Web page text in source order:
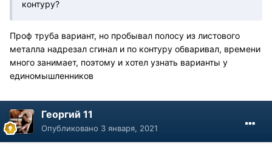
контуру?
Проф труба вариант, но пробывал полосу из листового
металла надрезал сгинал и по контуру обваривал, времени
много занимает, поэтому и хотел узнать варианты у
единомышленников
Георгий 11
Опубликовано 3 января, 2021